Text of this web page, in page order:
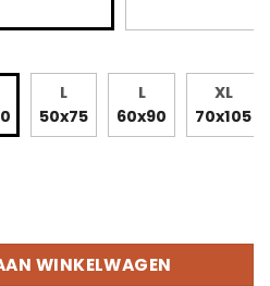
L
50x75
L
60x90
XL
70x105
WINKELWAGEN